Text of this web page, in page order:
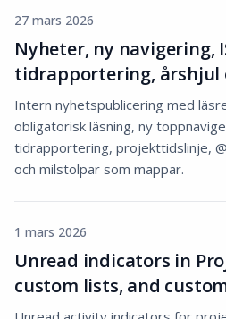
27 mars 2026
Nyheter, ny navigering,
tidrapportering, årshjul
Intern nyhetspublicering med
obligatorisk läsning, ny
tidrapportering, projekttidslinje,
och milstolpar som mappar.
1 mars 2026
Unread indicators in
custom lists, and